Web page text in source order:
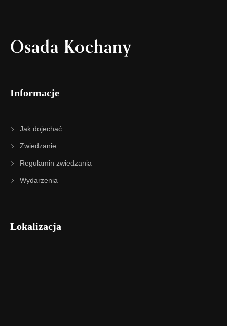
Osada Kochany
Informacje
Jak dojechać
Zwiedzanie
Regulamin zwiedzania
Wydarzenia
Lokalizacja